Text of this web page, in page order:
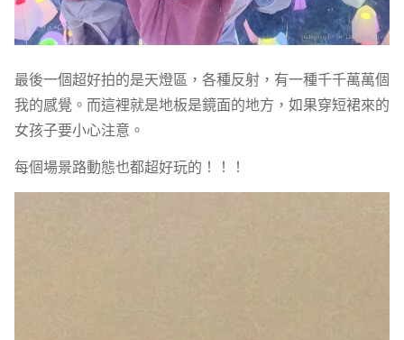
最後一個超好拍的是天燈區，各種反射，有一種千千萬萬個
我的感覺。而這裡就是地板是鏡面的地方，如果穿短裙來的
女孩子要小心注意。
每個場景路動態也都超好玩的！！！